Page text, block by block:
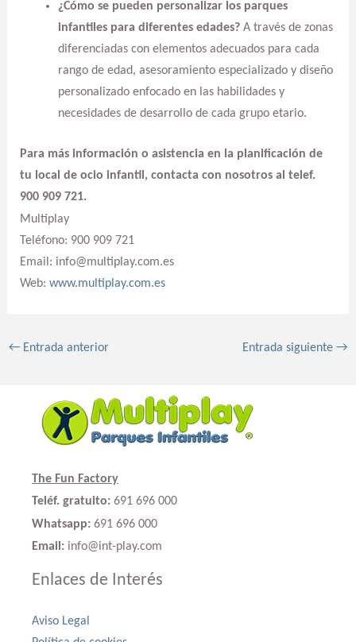
¿Cómo se pueden personalizar los parques
infantiles para diferentes edades?A través de zonas
diferenciadas con elementos adecuados para cada
rango de edad, asesoramiento especializado y diseño
personalizado enfocado en las habilidades y
necesidades de desarrollo de cada grupo etario.
Para más información o asistencia en la planificación de
tu local de ocio infantil, contacta con nosotros al telef.
900 909 721.
Multiplay
Teléfono: 900 909 721
Email: info@multiplay.com.es
Web: www.multiplay.com.es
←Entrada anterior Entrada siguiente→
The Fun Factory
Teléf. gratuito: 691 696 000
Whatsapp: 691 696 000
Email: info@int-play.com
Enlaces de Interés
Aviso Legal